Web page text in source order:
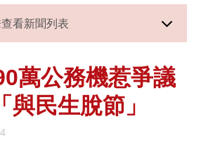
看新聞列表
萬公務機惹爭議
與民生脫節」